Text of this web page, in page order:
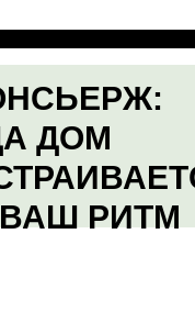
ДОМ
РИТМ